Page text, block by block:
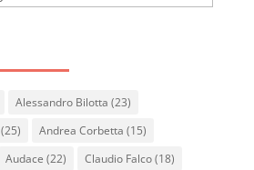
Alessandro Bilotta (23)
(25) Andrea Corbetta (15)
Audace (22) Claudio Falco(18)